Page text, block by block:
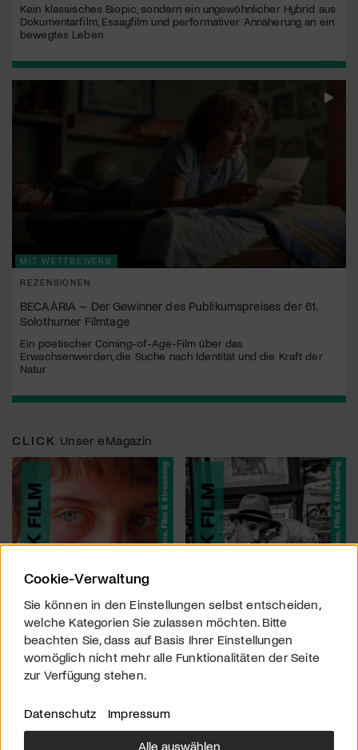
Kein klassisches Biopic, sondern ein ungewöhnlicher Hybrid aus
Dokumentarfilm, Essayfilm und performativer Annäherung an ein
bewegtes Leben
MIT WETTBEWERB
REZENSIONEN
BECAÀRIA – Der Gewinner des Publikumspreises der 61.
Solothurner Filmtage
Ein poetischer Coming-of-Age-Film über das
Erwachsenwerden, die Suche nach Identität und die Kraft der
Natur
CLICK Unser eMagazin
Cookie-Verwaltung
Sie können in den Einstellungen selbst entscheiden,
welche Kategorien Sie zulassen möchten. Bitte
beachten Sie, dass auf Basis Ihrer Einstellungen
womöglich nicht mehr alle Funktionalitäten der Seite
zur Verfügung stehen.
Datenschutz Impressum
Alle auswählen